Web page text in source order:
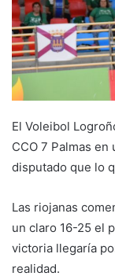
a
i
l
El Voleibol
CCO 7 Palmas
disputado que lo
Las riojanas
un claro 16-25 el
victoria llegaría
realidad.